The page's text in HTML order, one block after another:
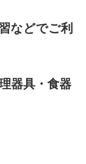
などでご利
・食器